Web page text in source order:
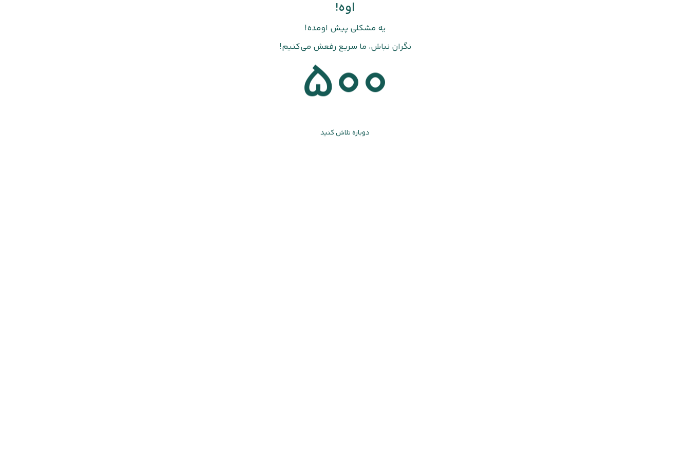
اوه!
یه مشکلی پیش اومده!
نگران نباش، ما سریع رفعش می‌کنیم!
500
دوباره تلاش کنید